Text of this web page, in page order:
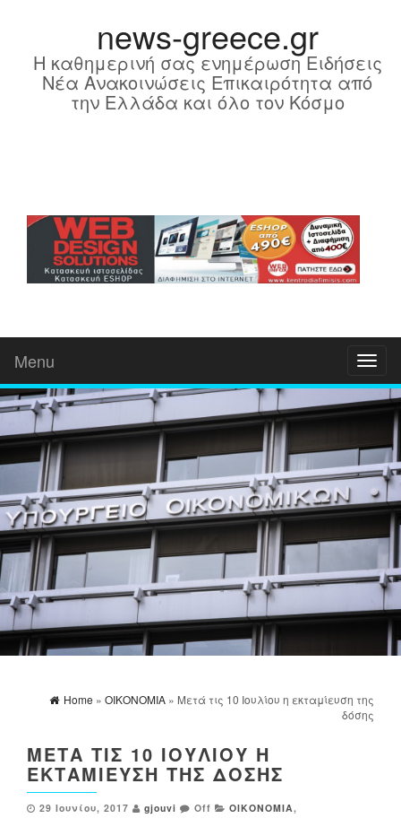
news-greece.gr
Η καθημερινή σας ενημέρωση Ειδήσεις
Νέα Ανακοινώσεις Επικαιρότητα από
την Ελλάδα και όλο τον Κόσμο
Menu
Home » ΟΙΚΟΝΟΜΙΑ » Μετά τις 10 Ιουλίου η εκταμίευση της
δόσης
ΜΕΤΆ ΤΙΣ 10 ΙΟΥΛΊΟΥ Η
ΕΚΤΑΜΊΕΥΣΗ ΤΗΣ ΔΌΣΗΣ
29 Ιουνίου, 2017 gjouvi Off ΟΙΚΟΝΟΜΙΑ,